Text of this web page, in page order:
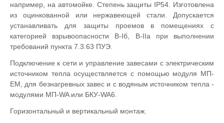
например, на автомойке. Степень защиты IP54. Изготовлена
из оцинкованной или нержавеющей стали. Допускается
устанавливать для защиты проемов в помещениях с
категорией взрывоопасности B-Iб, B-IIа при выполнении
требований пункта 7.3.63 ПУЭ.
Подключение к сети и управление завесами с электрическим
источником тепла осуществляется с помощью модуля МП-
ЕМ, для безнагревных завес и с водяным источником тепла -
модулями МП-WA или БКУ-WA6.
Горизонтальный и вертикальный монтаж.